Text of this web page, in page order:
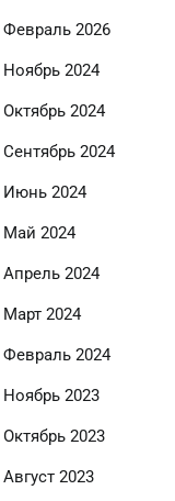
Февраль 2026
Ноябрь 2024
Октябрь 2024
Сентябрь 2024
Июнь 2024
Май 2024
Апрель 2024
Март 2024
Февраль 2024
Ноябрь 2023
Октябрь 2023
Август 2023